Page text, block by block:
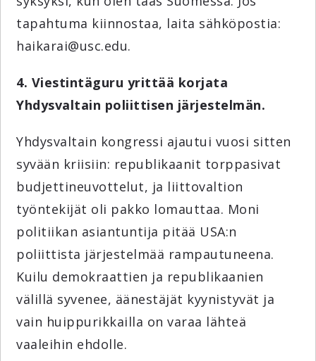
tapahtuma kiinnostaa, laita sähköpostia:
haikarai@usc.edu.
4. Viestintäguru yrittää korjata
Yhdysvaltain poliittisen järjestelmän.
Yhdysvaltain kongressi ajautui vuosi sitten
syvään kriisiin: republikaanit torppasivat
budjettineuvottelut, ja liittovaltion
työntekijät oli pakko lomauttaa. Moni
politiikan asiantuntija pitää USA:n
poliittista järjestelmää rampautuneena.
Kuilu demokraattien ja republikaanien
välillä syvenee, äänestäjät kyynistyvät ja
vain huippurikkailla on varaa lähteä
vaaleihin ehdolle.